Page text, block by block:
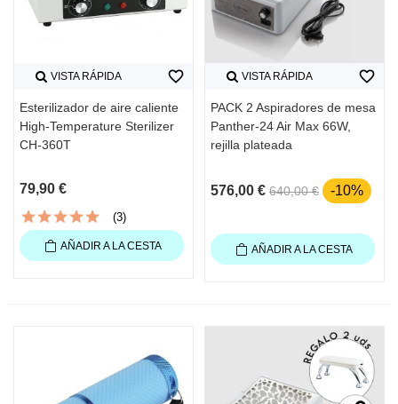
VISTA RÁPIDA
Esterilizador de aire caliente
High-Temperature Sterilizer
CH-360T
79,90 €
(3)
favorite_border
AÑADIR A LA CESTA
VISTA RÁPIDA
PACK 2 Aspiradores de mesa
Panther-24 Air Max 66W,
rejilla plateada
576,00 € 640,00 € -10%
favorite_border
AÑADIR A LA CESTA